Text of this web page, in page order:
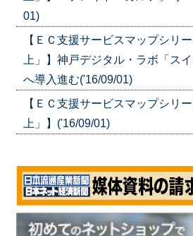
01)
【ＥＣ支援サービスマップシリ
上」】神戸デジタル・ラボ「ス
へ導入進む('16/09/01)
【ＥＣ支援サービスマップシリ
上」】('16/09/01)